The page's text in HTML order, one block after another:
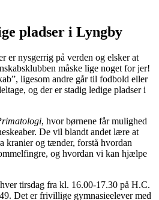
pladser i Lyngby
er nysgerrig på verden og elsker at
måske lige noget for jer!
ligesom andre går til fodbold eller
og der er stadig ledige pladser i
, hvor børnene får mulighed
De vil blandt andet lære at
kranier og tænder, forstå hvordan
og hvordan vi kan hjælpe
tirsdag fra kl. 16.00-17.30 på H.C.
Det er frivillige gymnasieelever med